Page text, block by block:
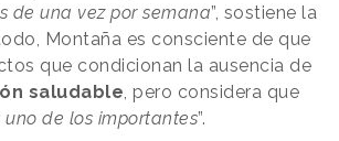
de una vez por semana”, sostiene la
Montaña es consciente de que
que condicionan la ausencia de
saludable, pero considera que
de los importantes”.